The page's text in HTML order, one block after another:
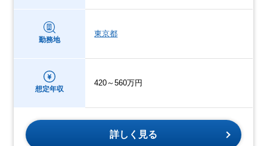
勤務地
東京都
想定年収
420～560万円
詳しく見る